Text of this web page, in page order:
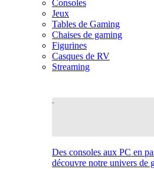
Consoles
Jeux
Tables de Gaming
Chaises de gaming
Figurines
Casques de RV
Streaming
Des consoles aux PC en
découvre notre univers de